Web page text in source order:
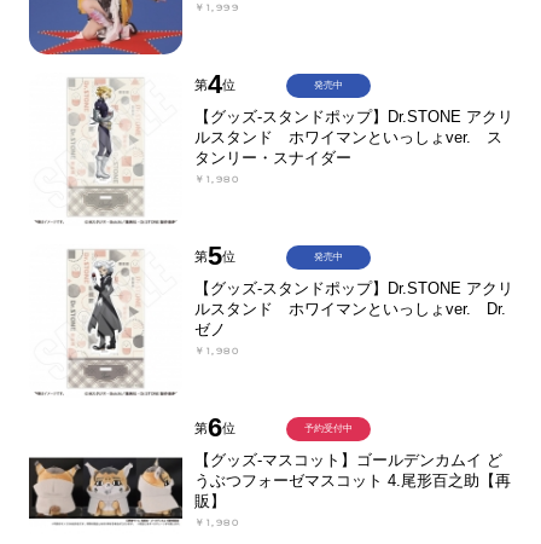
￥1,999
第4位
【グッズ-スタンドポップ】Dr.STONE アクリ
ルスタンド ホワイマンといっしょver. ス
タンリー・スナイダー
￥1,980
発売中
第5位
【グッズ-スタンドポップ】Dr.STONE アクリ
ルスタンド ホワイマンといっしょver. Dr.
ゼノ
￥1,980
発売中
第6位
【グッズ-マスコット】ゴールデンカムイ ど
うぶつフォーゼマスコット 4.尾形百之助【再
販】
￥1,980
予約受付中